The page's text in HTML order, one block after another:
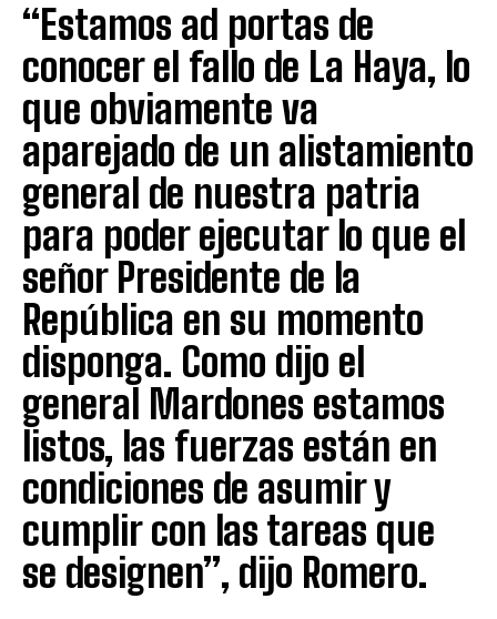
“Estamos ad portas de
conocer el fallo de La Haya, lo
que obviamente va
aparejado de un alistamiento
general de nuestra patria
para poder ejecutar lo que el
señor Presidente de la
República en su momento
disponga. Como dijo el
general Mardones estamos
listos, las fuerzas están en
condiciones de asumir y
cumplir con las tareas que
se designen”, dijo Romero.